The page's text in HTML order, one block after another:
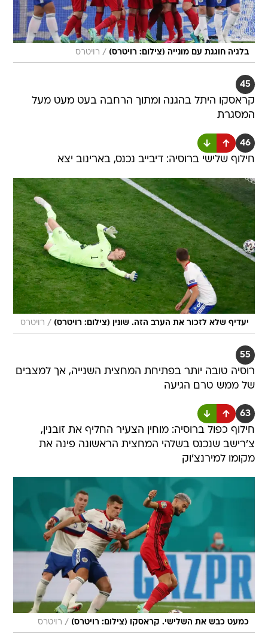
בלגיה חוגגת עם מונייה (צילום: רויטרס) / רויטרס
45
קראסקו היתל בהגנה ומתוך הרחבה בעט מעט מעל
המסגרת
46
חילוף שלישי ברוסיה: דיבייב נכנס, בארינוב יצא
יעדיף שלא לזכור את הערב הזה. שונין (צילום: רויטרס) / רויטרס
55
רוסיה טובה יותר בפתיחת המחצית השנייה, אך למצבים
של ממש טרם הגיעה
63
חילוף כפול ברוסיה: מוחין הצעיר החליף את זובנין,
צ'רישב שנכנס בשלהי המחצית הראשונה פינה את
מקומו למירנצ'וק
כמעט כבש את השלישי. קראסקו (צילום: רויטרס) / רויטרס